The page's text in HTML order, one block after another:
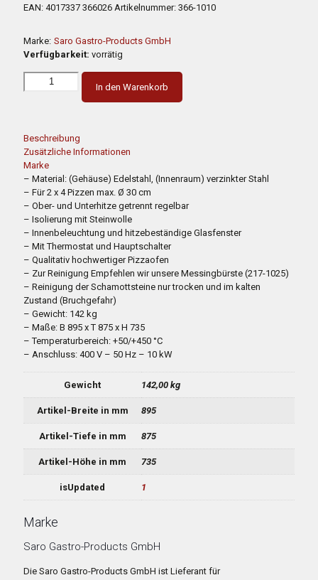
EAN: 4017337 366026 Artikelnummer: 366-1010
Marke: Saro Gastro-Products GmbH
Verfügbarkeit: vorrätig
In den Warenkorb
Beschreibung
Zusätzliche Informationen
Marke
– Material: (Gehäuse) Edelstahl, (Innenraum) verzinkter Stahl
– Für 2 x 4 Pizzen max. Ø 30 cm
– Ober- und Unterhitze getrennt regelbar
– Isolierung mit Steinwolle
– Innenbeleuchtung und hitzebeständige Glasfenster
– Mit Thermostat und Hauptschalter
– Qualitativ hochwertiger Pizzaofen
– Zur Reinigung Empfehlen wir unsere Messingbürste (217-1025)
– Reinigung der Schamottsteine nur trocken und im kalten
Zustand (Bruchgefahr)
– Gewicht: 142 kg
– Maße: B 895 x T 875 x H 735
– Temperaturbereich: +50/+450 °C
– Anschluss: 400 V – 50 Hz – 10 kW
Gewicht 142,00 kg
Artikel-Breite in mm 895
Artikel-Tiefe in mm 875
Artikel-Höhe in mm 735
isUpdated 1
Marke
Saro Gastro-Products GmbH
Die Saro Gastro-Products GmbH ist Lieferant für